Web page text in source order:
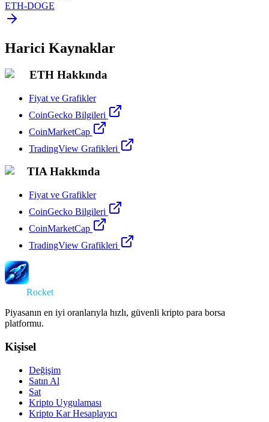
ETH-DOGE
Harici Kaynaklar
ETH Hakkında
Fiyat ve Grafikler
CoinGecko Bilgileri
CoinMarketCap
TradingView Grafikleri
TIA Hakkında
Fiyat ve Grafikler
CoinGecko Bilgileri
CoinMarketCap
TradingView Grafikleri
Rocket
Piyasanın en iyi oranlarıyla hızlı, güvenli kripto para borsa
platformu.
Kişisel
Değişim
Satın Al
Sat
Kripto Uygulaması
Kripto Kar Hesaplayıcı